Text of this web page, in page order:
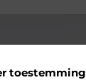
toestemming